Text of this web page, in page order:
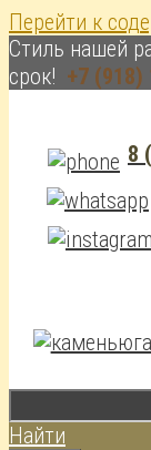
Перейти к
Cтиль нашей
срок! +7 (918)
8
Найти